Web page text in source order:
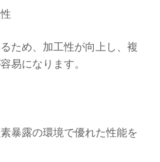
ため、加工性が向上し、複
易になります。
暴露の環境で優れた性能を